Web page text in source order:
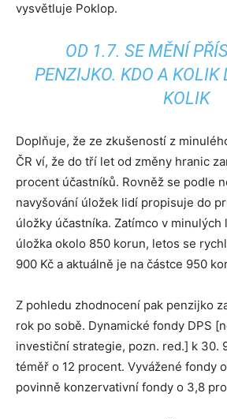
vysvětluje Poklop.
OD 1.7. SE MĚNÍ
PENZIJKO. KDO A KOLIK
KOLIK
Doplňuje, že ze zkušeností z
ČR ví, že do tří let od změny hranic
procent účastníků. Rovněž se podle
navyšování úložek lidí propisuje do
úložky účastníka. Zatímco v minulých
úložka okolo 850 korun, letos se
900 Kč a aktuálně je na částce 950
Z pohledu zhodnocení pak penzijko
rok po sobě. Dynamické fondy DPS
investiční strategie, pozn. red.] k 30.
téměř o 12 procent. Vyvážené fondy
povinně konzervativní fondy o 3,8